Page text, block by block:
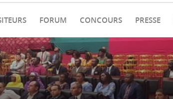
FORUM CONCOURS PRESSE